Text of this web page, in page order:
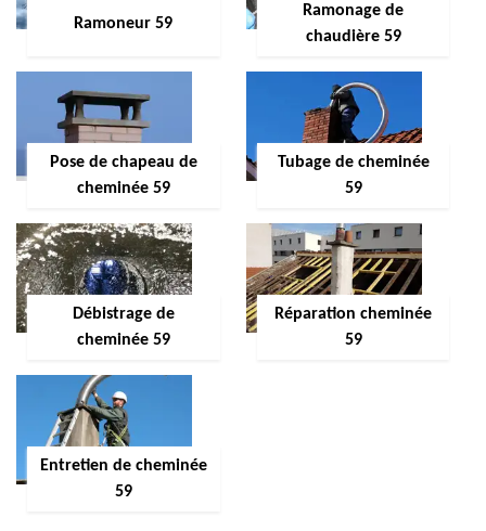
Ramoneur 59
Ramonage de
chaudière 59
Pose de chapeau de
cheminée 59
Tubage de cheminée
59
Débistrage de
cheminée 59
Réparation cheminée
59
Entretien de cheminée
59